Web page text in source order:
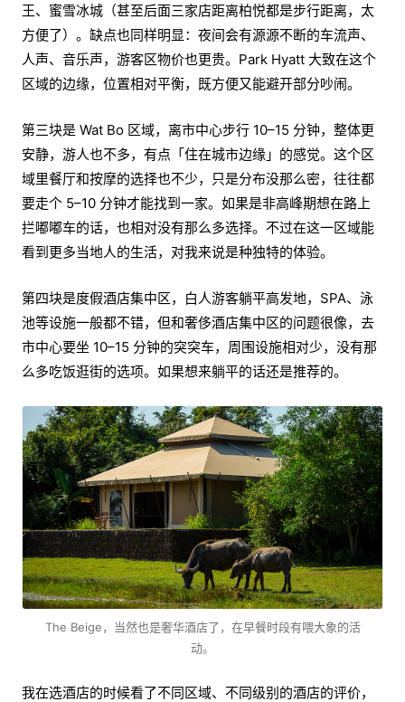
王、蜜雪冰城（甚至后面三家店距离柏悦都是步行距离，太
方便了）。缺点也同样明显：夜间会有源源不断的车流声、
人声、音乐声，游客区物价也更贵。Park Hyatt 大致在这个
区域的边缘，位置相对平衡，既方便又能避开部分吵闹。
第三块是 Wat Bo 区域，离市中心步行 10–15 分钟，整体更
安静，游人也不多，有点「住在城市边缘」的感觉。这个区
域里餐厅和按摩的选择也不少，只是分布没那么密，往往都
要走个 5–10 分钟才能找到一家。如果是非高峰期想在路上
拦嘟嘟车的话，也相对没有那么多选择。不过在这一区域能
看到更多当地人的生活，对我来说是种独特的体验。
第四块是度假酒店集中区，白人游客躺平高发地，SPA、泳
池等设施一般都不错，但和奢侈酒店集中区的问题很像，去
市中心要坐 10–15 分钟的突突车，周围设施相对少，没有那
么多吃饭逛街的选项。如果想来躺平的话还是推荐的。
The Beige，当然也是奢华酒店了，在早餐时段有喂大象的活
动。
我在选酒店的时候看了不同区域、不同级别的酒店的评价，